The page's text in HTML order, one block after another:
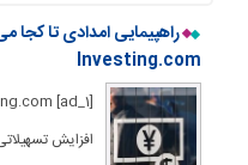
راهپیمایی امدادی تا کجا
Investing.com